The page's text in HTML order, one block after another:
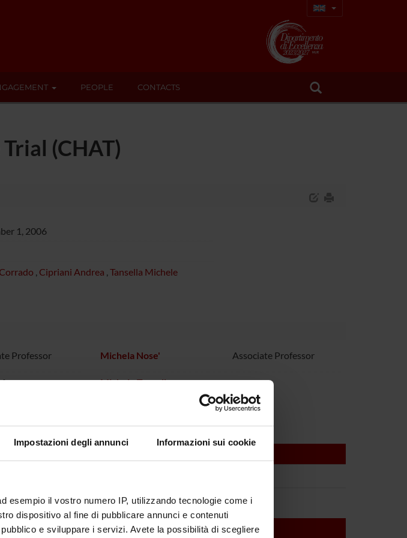
Impostazioni degli annunci Informazioni sui cookie
esempio il vostro numero IP, utilizzando tecnologie come i
dispositivo al fine di pubblicare annunci e contenuti
e sviluppare i servizi. Avete la possibilità di scegliere
PEOPLE CONTACTS
(CHAT)
1, 2006
, Cipriani Andrea , Tansella Michele
Professor Michela Nose' Associate Professor
Michele Tansella